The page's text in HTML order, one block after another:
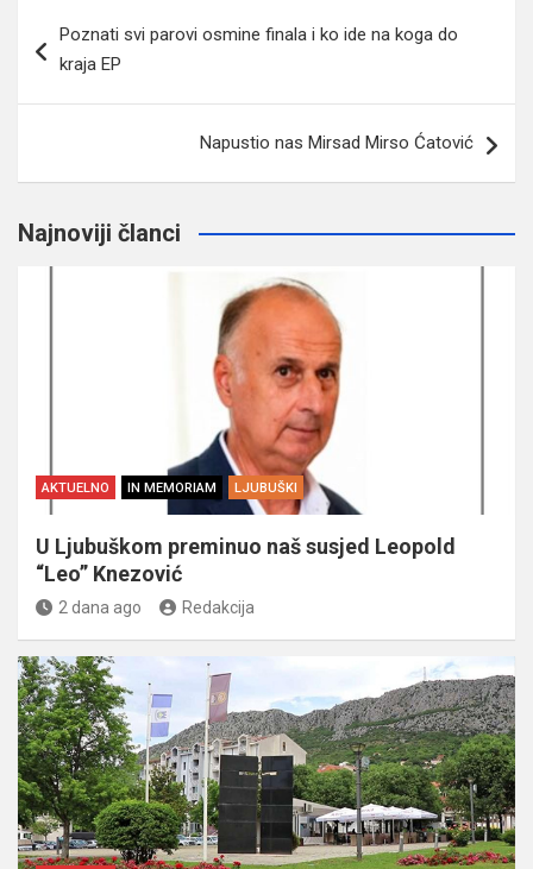
članaka
Poznati svi parovi osmine finala i ko ide na koga do
kraja EP
Napustio nas Mirsad Mirso Ćatović
Najnoviji članci
AKTUELNO IN MEMORIAM LJUBUŠKI
U Ljubuškom preminuo naš susjed Leopold
“Leo” Knezović
2 dana ago Redakcija